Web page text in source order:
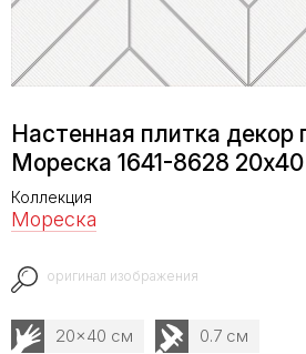
Настенная плитка декор
Мореска 1641-8628
Коллекция
Мореска
оригинал изображения
20x40 см 0.7 см